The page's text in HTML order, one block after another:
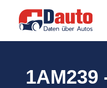
1AM239